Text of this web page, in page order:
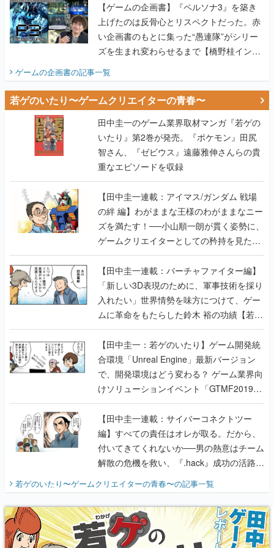
【ゲームの企画書】『ペルソナ3』を築き
上げたのは反骨心とリスペクトだった。赤
い企画書のもとに集った“愚連隊”がシリー
ズを生まれ変わらせるまで【橋野桂インタ
ビュー】
ゲームの企画書の記事一覧
若ゲのいたり〜ゲームクリエイターの青春〜
田中圭一のゲーム業界取材マンガ『若ゲの
いたり』第2巻が発売。『ポケモン』田尻
智さん、『ゼビウス』遠藤雅伸さんらの貴
重なエピソードを収録
【田中圭一連載：アイマス/ガンダム 戦場
の絆 編】わがままな王様のわがままなニー
ズを満たす！──小山順一朗が貫く姿勢に、
ゲームクリエイターとしての矜持を見た
【若ゲのいたり最終回】
【田中圭一連載：バーチャファイター編】
「新しい3D表現のために、軍事技術を採り
入れたい」世界情勢を味方につけて、ゲー
ムに革命をもたらした鈴木 裕の功績【若ゲ
のいたり】
【田中圭一：若ゲのいたり】ゲーム開発統
合環境「Unreal Engine」最新バージョン
で、開発環境はどう変わる？ ゲーム業界向
けソリューションイベント「GTMF2019」
に行って、より理解を深めよう【PR】
【田中圭一連載：サイバーコネクトツー
編】すべての責任はオレが取る。だから、
付いてきてくれないか──男の熱意はチーム
解散の危機を救い、『.hack』成功の活路を
開く。業界の快男児・松山 洋に流れる血は
『少年ジャンプ』色だった【若ゲのいた
り】
若ゲのいたり〜ゲームクリエイターの青春〜の記事一覧